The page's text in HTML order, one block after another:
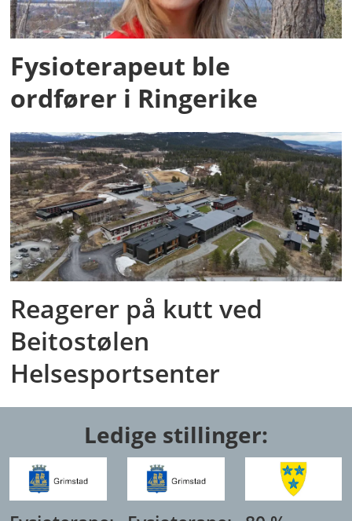
Fysioterapeut ble
ordfører i Ringerike
Reagerer på kutt ved
Beitostølen
Helsesportsenter
Ledige stillinger: